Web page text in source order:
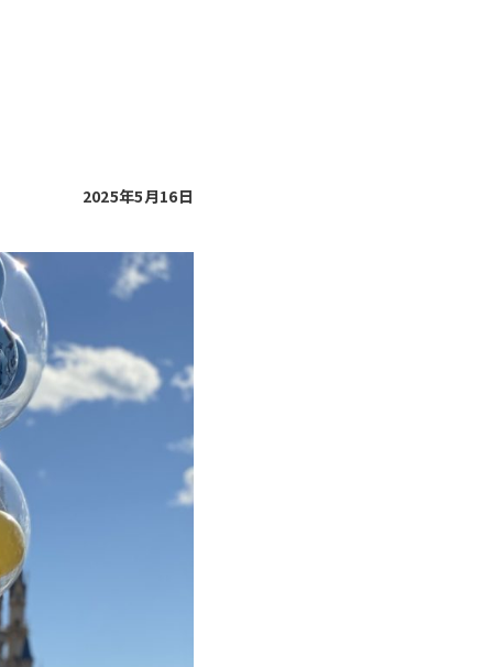
2025年5月16日